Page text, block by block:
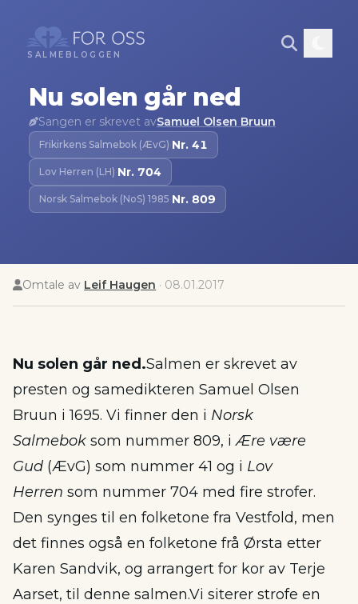
SALMEBLOGGEN
Nu solen går ned
Sangen er skrevet avSamuel Olsen Bruun
Frikirkens Salmebok (ÆvG)·Nr. 41
Lov Herren (LH)·Nr. 704
Norsk Salmebok (NoS) 1985·Nr. 809
Omtale av Leif Haugen · 08.01.2017
Nu solen går ned.Salmen er skrevet av
presten og samedikteren Samuel Olsen
Bruun i 1695. Vi finner den i Norsk
Salmebok som nummer 809, iÆre være
Gud (ÆvG) som nummer 41 og i Lov
Herren som nummer 704 med fire strofer.
Den synges til en folketone fra Vestfold, men
det finnes også en folketone frå Ørsta etter
Karen Sandvik, og arrangert for kor av Terje
Aarset, til denne salmen.Vi siterer strofe en